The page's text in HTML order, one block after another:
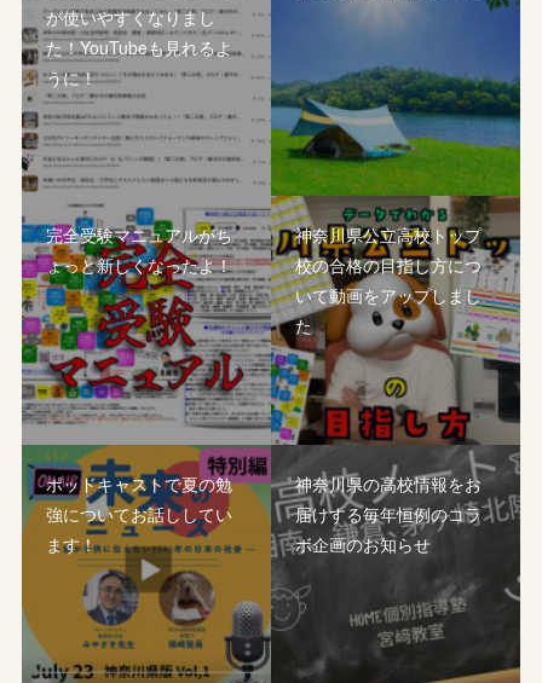
が使いやすくなりまし
た！YouTubeも見れるよ
うに！
完全受験マニュアルがち
ょっと新しくなったよ！
神奈川県公立高校トップ
校の合格の目指し方につ
いて動画をアップしまし
た
ポッドキャストで夏の勉
強についてお話ししてい
ます！
神奈川県の高校情報をお
届けする毎年恒例のコラ
ボ企画のお知らせ